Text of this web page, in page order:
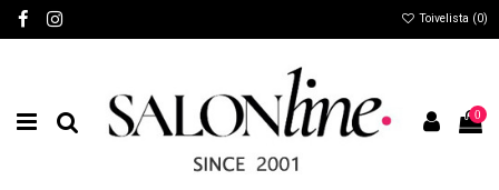
Toivelista (0)
0